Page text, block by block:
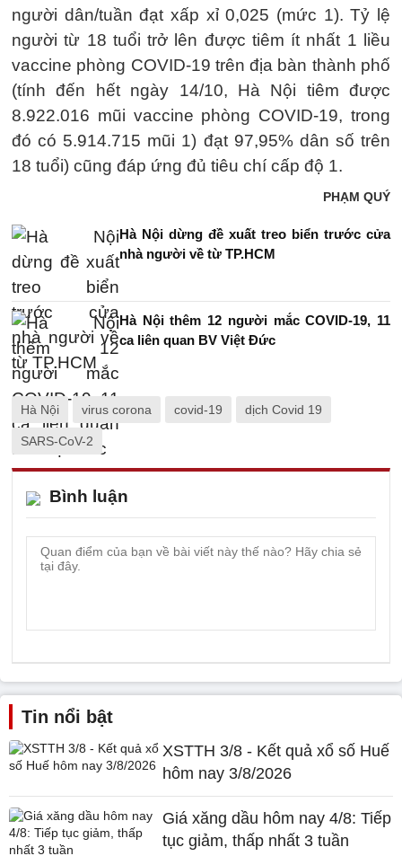
người dân/tuần đạt xấp xỉ 0,025 (mức 1). Tỷ lệ
người từ 18 tuổi trở lên được tiêm ít nhất 1 liều
vaccine phòng COVID-19 trên địa bàn thành phố
(tính đến hết ngày 14/10, Hà Nội tiêm được
8.922.016 mũi vaccine phòng COVID-19, trong
đó có 5.914.715 mũi 1) đạt 97,95% dân số trên
18 tuổi) cũng đáp ứng đủ tiêu chí cấp độ 1.
PHẠM QUÝ
Hà Nội dừng đề xuất treo biển trước cửa
nhà người về từ TP.HCM
Hà Nội thêm 12 người mắc COVID-19, 11
ca liên quan BV Việt Đức
Hà Nội virus corona covid-19 dịch Covid 19
SARS-CoV-2
Bình luận
Tin nổi bật
XSTTH 3/8 - Kết quả xổ số Huế
hôm nay 3/8/2026
Giá xăng dầu hôm nay 4/8: Tiếp
tục giảm, thấp nhất 3 tuần